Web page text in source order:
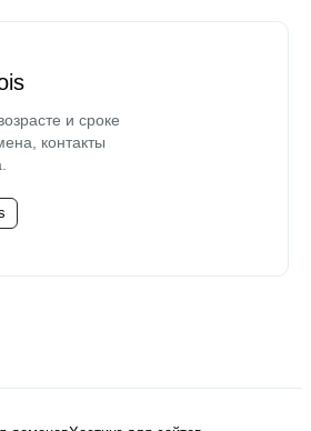
и сроке
контакты